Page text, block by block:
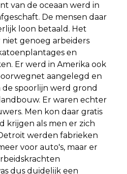
van de oceaan werd in
De mensen daar
loon betaald. Het
genoeg arbeiders
en
Er werd in Amerika ook
aangelegd en
spoorlijn werd grond
Er waren echter
Men kon daar gratis
krijgen als men er zich
werden fabrieken
voor auto's, maar er
dus duidelijk een